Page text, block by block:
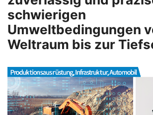
schwierigen
Umweltbedingungen
Weltraum bis zur